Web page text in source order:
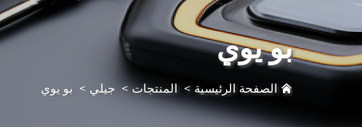
بو يوي
الصفحة الرئيسية >المنتجات> جيلي > بو يوي